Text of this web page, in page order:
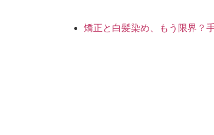
矯正と白髪染め、もう限界？